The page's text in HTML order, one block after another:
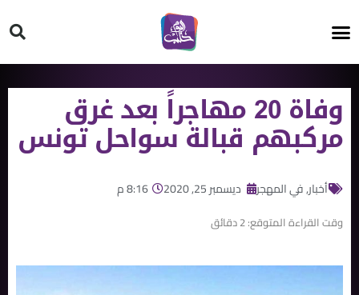
وفاة 20 مهاجراً بعد غرق
مركبهم قبالة سواحل تونس
أخبار,في المهجر ديسمبر 25, 2020 8:16 م
وقت القراءة المتوقع:2دقائق